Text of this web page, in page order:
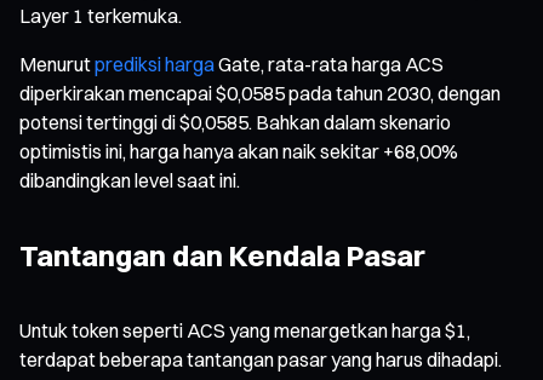
Layer 1 terkemuka.
Menurutprediksi hargaGate, rata-rata harga ACS
diperkirakan mencapai $0,0585 pada tahun 2030, dengan
potensi tertinggi di $0,0585. Bahkan dalam skenario
optimistis ini, harga hanya akan naik sekitar +68,00%
dibandingkan level saat ini.
Tantangan dan Kendala Pasar
Untuk token seperti ACS yang menargetkan harga $1,
terdapat beberapa tantangan pasar yang harus dihadapi.